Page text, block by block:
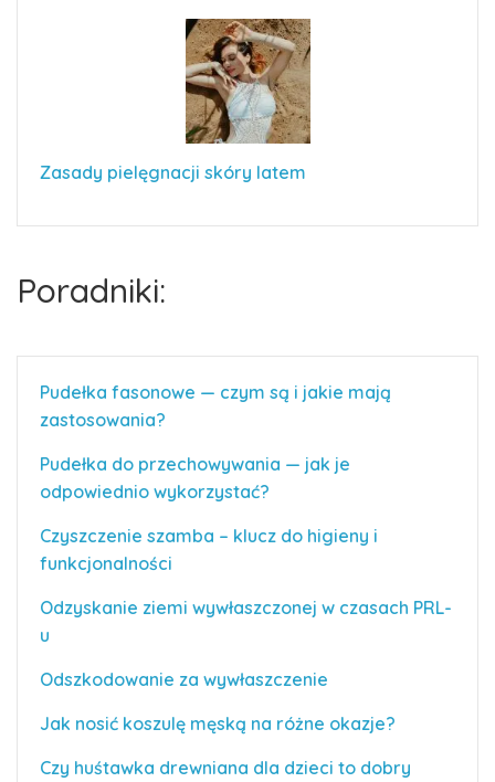
Zasady pielęgnacji skóry latem
Poradniki:
Pudełka fasonowe — czym są i jakie mają
zastosowania?
Pudełka do przechowywania — jak je
odpowiednio wykorzystać?
Czyszczenie szamba – klucz do higieny i
funkcjonalności
Odzyskanie ziemi wywłaszczonej w czasach PRL-
u
Odszkodowanie za wywłaszczenie
Jak nosić koszulę męską na różne okazje?
Czy huśtawka drewniana dla dzieci to dobry